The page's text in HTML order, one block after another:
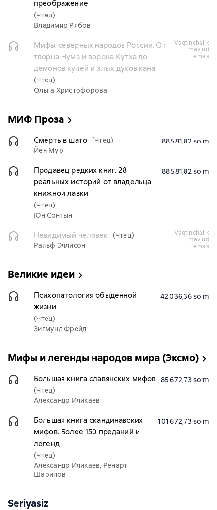
преображение
(Чтец)
Владимир Рябов
Мифы северных народов России. От
творца Нума и ворона Кутха до
демонов кулей и злых духов кана
(Чтец)
Ольга Христофорова
vaqtinchalik
mavjud
emas
МИФ Проза
Смерть в шато (Чтец)
Йен Мур
88 581,82 soʻm
Продавец редких книг. 28
реальных историй от владельца
книжной лавки
(Чтец)
Юн Сонгын
88 581,82 soʻm
Невидимый человек
(Чтец)
Ральф Эллисон
vaqtinchalik
mavjud
emas
Великие идеи
Психопатология обыденной
жизни
(Чтец)
Зигмунд Фрейд
42 036,36 soʻm
Мифы и легенды народов мира (Эксмо)
Большая книга славянских мифов
(Чтец)
Александр Иликаев
85 672,73 soʻm
Большая книга скандинавских
мифов. Более 150 преданий и
легенд
(Чтец)
Александр Иликаев, Ренарт
Шарипов
101 672,73 soʻm
Seriyasiz